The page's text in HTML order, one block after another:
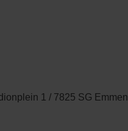
1 / 7825 SG Emmen